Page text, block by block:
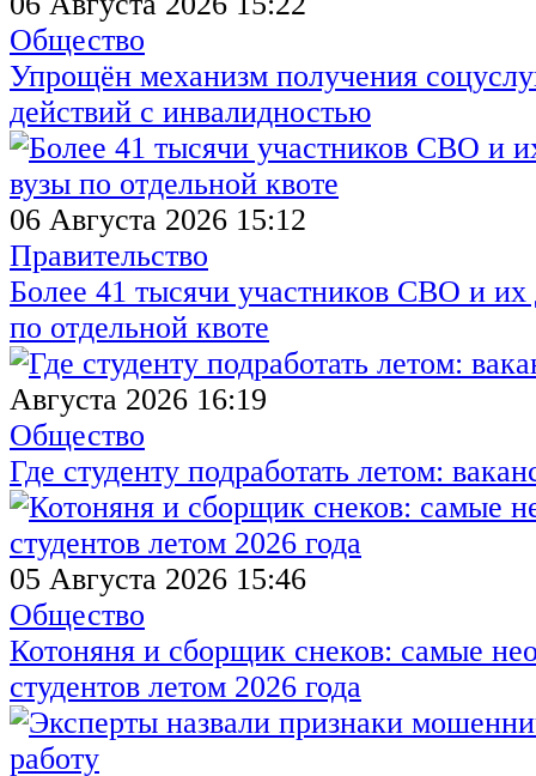
Общество
Упрощён механизм получения
действий с инвалидностью
06 Августа 2026 15:12
Правительство
Более 41 тысячи участников СВО и их
по отдельной квоте
Августа 2026 16:19
Общество
Где студенту подработать летом:
05 Августа 2026 15:46
Общество
Котоняня и сборщик снеков: самые
студентов летом 2026 года